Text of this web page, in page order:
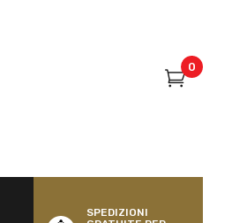
0
SPEDIZIONI